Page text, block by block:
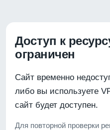
Доступ к
ограничен
Сайт временно
либо вы используете
сайт будет доступен.
Для повторной проверки